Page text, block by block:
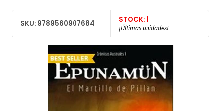
SKU: 9789560907684 STOCK: 1
¡Últimas unidades!